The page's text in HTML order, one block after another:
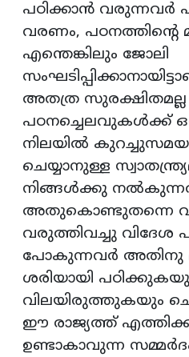
പഠിക്കാൻ വരുന്നവർ
വരണം, പഠനത്തിന്‍റെ
എന്തെങ്കിലും ജോലി
അതത്ര
പഠനച്ചെലവുകൾക്ക്
നിലയിൽ
ചെയ്യാനുള്ള
നിങ്ങൾക്കു
അതുകൊണ്ടുതന്നെ
വരുത്തിവച്ചു വിദേശ
പോകുന്നവർ അതിനു
ശരിയായി
വിലയിരുത്തുകയും
ഈ രാജ്യത്ത്
ഉണ്ടാകാവുന്ന